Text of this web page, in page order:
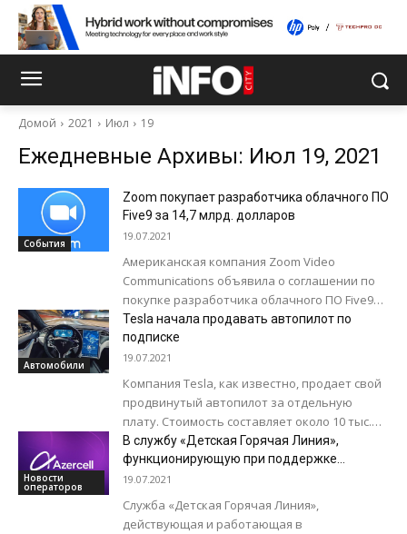
Домой 2021 Июл 19
Ежедневные Архивы: Июл 19, 2021
События
Zoom покупает разработчика облачного ПО
Five9 за 14,7 млрд. долларов
19.07.2021
Американская компания Zoom Video
Communications объявила о соглашении по
покупке разработчика облачного ПО Five9
для развития собственного сервиса
облачной телефонии Zoom Phone. Об этом...
Автомобили
Tesla начала продавать автопилот по
подписке
19.07.2021
Компания Tesla, как известно, продает свой
продвинутый автопилот за отдельную
плату. Стоимость составляет около 10 тыс.
долларов. Ресурс The Verge пишет, что
появилась новая форма...
Новости
операторов
В службу «Детская Горячая Линия»,
функционирующую при поддержке
Azercell, поступило около 3000 звонков за
19.07.2021
Служба «Детская Горячая Линия»,
действующая и работающая в